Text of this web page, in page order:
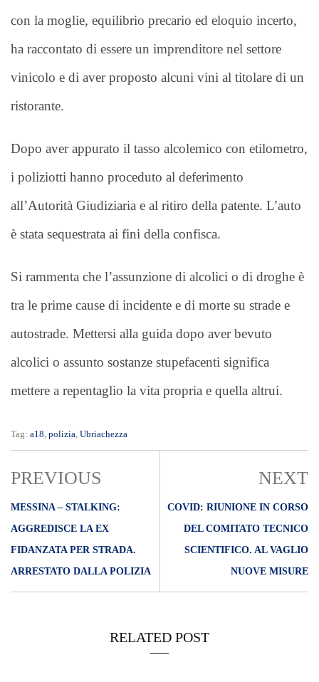
con la moglie, equilibrio precario ed eloquio incerto,
ha raccontato di essere un imprenditore nel settore
vinicolo e di aver proposto alcuni vini al titolare di un
ristorante.
Dopo aver appurato il tasso alcolemico con etilometro,
i poliziotti hanno proceduto al deferimento
all’Autorità Giudiziaria e al ritiro della patente. L’auto
è stata sequestrata ai fini della confisca.
Si rammenta che l’assunzione di alcolici o di droghe è
tra le prime cause di incidente e di morte su strade e
autostrade. Mettersi alla guida dopo aver bevuto
alcolici o assunto sostanze stupefacenti significa
mettere a repentaglio la vita propria e quella altrui.
Tag: a18 polizia Ubriachezza
PREVIOUS
MESSINA – STALKING:
AGGREDISCE LA EX
FIDANZATA PER STRADA.
ARRESTATO DALLA POLIZIA
NEXT
COVID: RIUNIONE IN CORSO
DEL COMITATO TECNICO
SCIENTIFICO. AL VAGLIO
NUOVE MISURE
RELATED POST